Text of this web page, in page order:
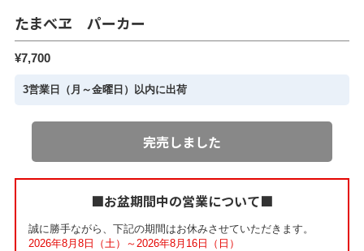
たまべヱ パーカー
¥7,700
3営業日（月～金曜日）以内に出荷
完売しました
■お盆期間中の営業について■
誠に勝手ながら、下記の期間はお休みさせていただきます。
2026年8月8日（土）～2026年8月16日（日）